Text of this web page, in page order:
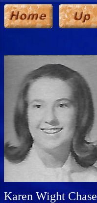
Karen Wight Chase